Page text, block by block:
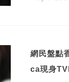
網民盤點
ca現身